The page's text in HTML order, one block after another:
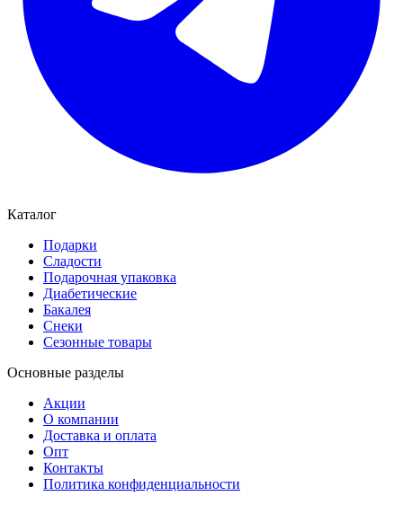
Каталог
Подарки
Сладости
Подарочная упаковка
Диабетические
Бакалея
Снеки
Сезонные товары
Основные разделы
Акции
О компании
Доставка и оплата
Опт
Контакты
Политика конфиденциальности